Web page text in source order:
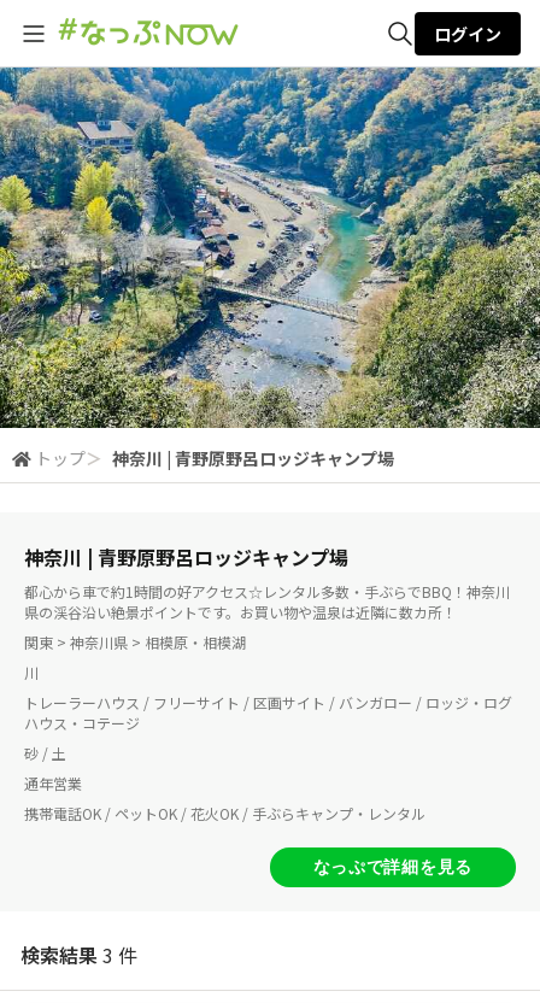
全体検索
検索
ログイン
トップ＞ 神奈川 | 青野原野呂ロッジキャンプ場
神奈川 | 青野原野呂ロッジキャンプ場
都心から車で約1時間の好アクセス☆レンタル多数・手ぶらでBBQ！神奈川
県の渓谷沿い絶景ポイントです。お買い物や温泉は近隣に数カ所！
関東 > 神奈川県 > 相模原・相模湖
川
トレーラーハウス / フリーサイト / 区画サイト / バンガロー / ロッジ・ログ
ハウス・コテージ
砂 / 土
通年営業
携帯電話OK / ペットOK / 花火OK / 手ぶらキャンプ・レンタル
なっぷで詳細を見る
検索結果3 件